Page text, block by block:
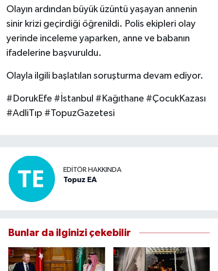
Olayın ardından büyük üzüntü yaşayan annenin
sinir krizi geçirdiği öğrenildi. Polis ekipleri olay
yerinde inceleme yaparken, anne ve babanın
ifadelerine başvuruldu.
Olayla ilgili başlatılan soruşturma devam ediyor.
#DorukEfe #İstanbul #Kağıthane #ÇocukKazası
#AdliTıp #TopuzGazetesi
EDITÖR HAKKINDA
Topuz EA
Bunlar da ilginizi çekebilir